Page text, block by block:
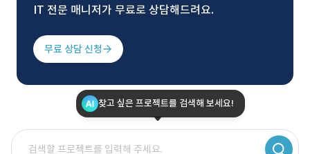
IT 전문 매니저가 무료로 상담해드려요.
무료 상담 신청
찾고 싶은 프로젝트를 검색해 보세요!